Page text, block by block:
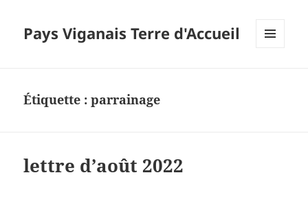
Pays Viganais Terre d'Accueil
Étiquette :parrainage
lettre d’août 2022